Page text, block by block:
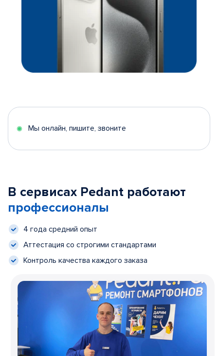
Мы онлайн, пишите, звоните
В сервисах Pedant работают
профессионалы
4 года средний опыт
Аттестация со строгими стандартами
Контроль качества каждого заказа